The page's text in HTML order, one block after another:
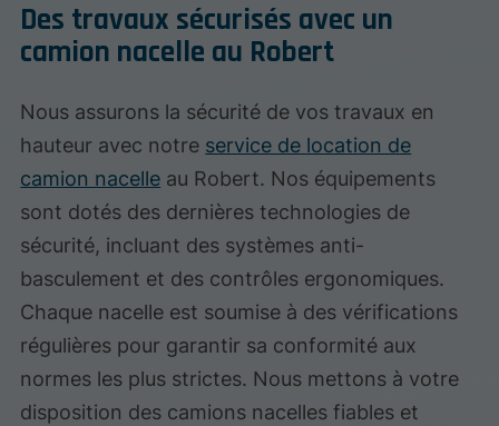
Des travaux sécurisés avec un
camion nacelle au Robert
Nous assurons la sécurité de vos travaux en
hauteur avec notre service de location de
camion nacelle au Robert. Nos équipements
sont dotés des dernières technologies de
sécurité, incluant des systèmes anti-
basculement et des contrôles ergonomiques.
Chaque nacelle est soumise à des vérifications
régulières pour garantir sa conformité aux
normes les plus strictes. Nous mettons à votre
disposition des camions nacelles fiables et